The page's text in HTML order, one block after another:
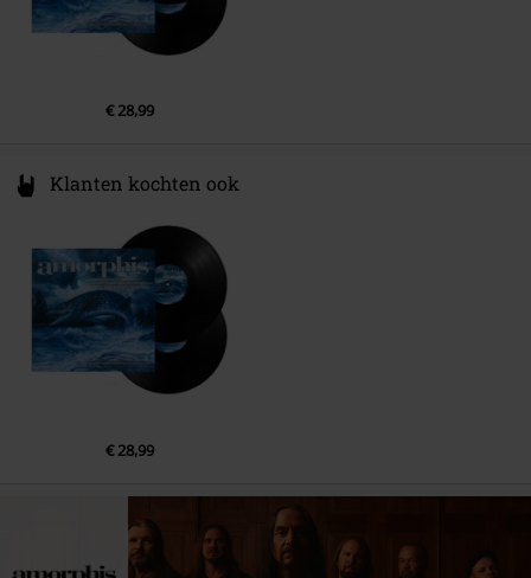
Black Winter Day (Live At Tavastia)
Drowned Maid (Live at Tavastia)
1.
Forgotten Sunrise (Live at Tavastia)
To Father's Cabin (Live at Tavastia)
Magic and Mayhem (Live at Tavastia)
Vulgar Necrolatry (Live at Tavastia)
5. My Kantele (Live at Tavastia)
€ 28,99
Klanten kochten ook
€ 28,99